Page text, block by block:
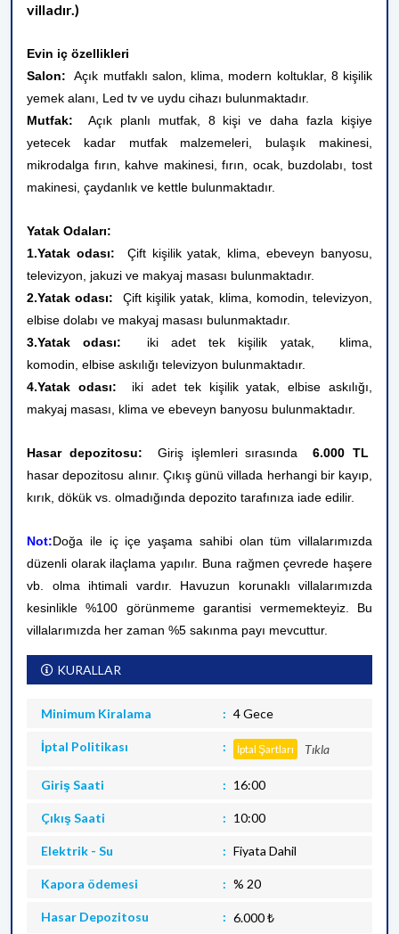
villadır.)
Evin iç özellikleri
Salon: Açık mutfaklı salon, klima, modern koltuklar, 8 kişilik
yemek alanı, Led tv ve uydu cihazı bulunmaktadır.
Mutfak: Açık planlı mutfak, 8 kişi ve daha fazla kişiye
yetecek kadar mutfak malzemeleri, bulaşık makinesi,
mikrodalga fırın, kahve makinesi, fırın, ocak, buzdolabı, tost
makinesi, çaydanlık ve kettle bulunmaktadır.
Yatak Odaları:
1.Yatak odası:
Çift kişilik yatak, klima, ebeveyn banyosu,
televizyon, jakuzi ve makyaj masası bulunmaktadır.
2.Yatak odası:
Çift kişilik yatak, klima, komodin, televizyon,
elbise dolabı ve makyaj masası bulunmaktadır.
3.Yatak odası:
iki adet tek kişilik yatak,
klima,
komodin, elbise askılığı televizyon bulunmaktadır.
4.Yatak odası:
iki adet tek kişilik yatak, elbise askılığı,
makyaj masası, klima ve ebeveyn banyosu bulunmaktadır.
Hasar depozitosu: Giriş işlemleri sırasında6.000 TL
hasar depozitosu alınır. Çıkış günü villada herhangi bir kayıp,
kırık, dökük vs. olmadığında depozito tarafınıza iade edilir.
Not:Doğa ile iç içe yaşama sahibi olan tüm villalarımızda
düzenli olarak ilaçlama yapılır. Buna rağmen çevrede haşere
vb. olma ihtimali vardır. Havuzun korunaklı villalarımızda
kesinlikle %100 görünmeme garantisi vermemekteyiz. Bu
villalarımızda her zaman %5 sakınma payı mevcuttur.
KURALLAR
Minimum Kiralama 4 Gece
İptal Politikası İptal Şartları Tıkla
Giriş Saati 16:00
Çıkış Saati 10:00
Elektrik - Su Fiyata Dahil
Kapora ödemesi % 20
Hasar Depozitosu 6.000 ₺